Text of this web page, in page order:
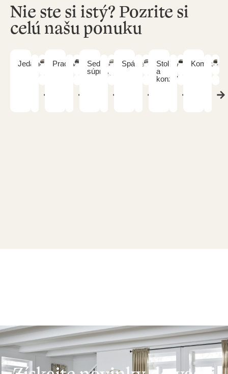
Nie ste si istý? Pozrite si
celú našu ponuku
Jedálne Pracovne
Sedacie
súpravy
Spálne
Stolíky
a
konzoly
Komody